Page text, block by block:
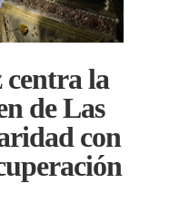
centra la
de Las
con